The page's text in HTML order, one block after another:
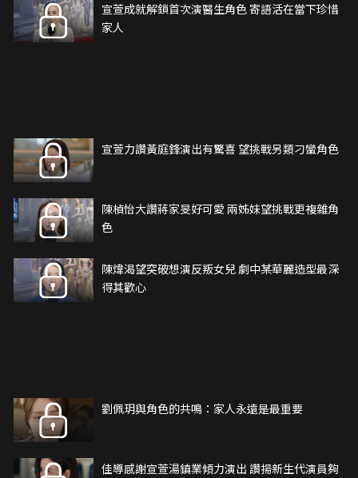
宣萱成就解鎖首次演醫生角色 寄語活在當下珍惜
家人
宣萱力讚黃庭鋒演出有驚喜 望挑戰另類刁蠻角色
陳楨怡大讚蔣家旻好可愛 兩姊妹望挑戰更複雜角
色
陳煒渴望突破想演反叛女兒 劇中某華麗造型最深
得其歡心
劉佩玥與角色的共鳴：家人永遠是最重要
佳導感謝宣萱湯鎮業傾力演出 讚揚新生代演員夠